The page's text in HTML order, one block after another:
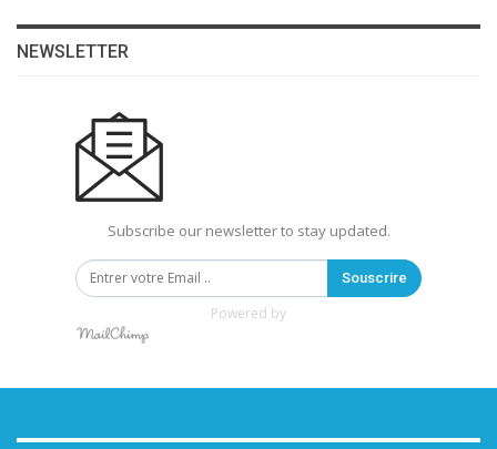
NEWSLETTER
Subscribe our newsletter to stay updated.
Souscrire
Powered by